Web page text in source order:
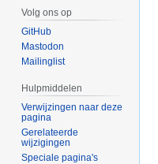
Volg ons op
GitHub
Mastodon
Mailinglist
Hulpmiddelen
Verwijzingen naar deze
pagina
Gerelateerde
wijzigingen
Speciale pagina's